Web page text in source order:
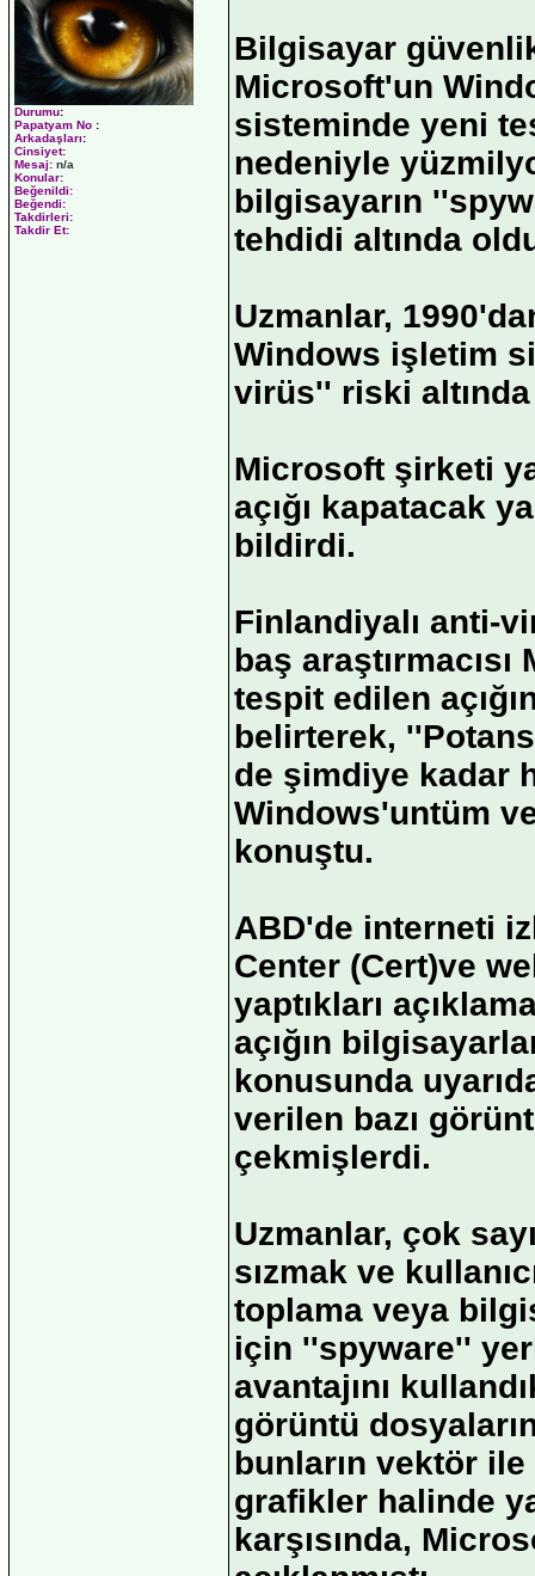
Durumu:
Papatyam No :
Arkadaşları:
Cinsiyet:
Mesaj: n/a
Konular:
Beğenildi:
Beğendi:
Takdirleri:
Takdir Et:
Bilgisayar
Microsoft'un
sisteminde yeni
nedeniyle
bilgisayarın
tehdidi altında
Uzmanlar,
Windows işletim
virüs'' riski
Microsoft şirketi
açığı kapatacak
bildirdi.
Finlandiyalı anti-
baş
tespit edilen
belirterek,
de şimdiye kadar
Windows'untüm
konuştu.
ABD'de interneti
Center (Cert)ve
yaptıkları
açığın
konusunda
verilen bazı
çekmişlerdi.
Uzmanlar, çok
sızmak ve
toplama veya
için ''spyware''
avantajını
görüntü
bunların vektör
grafikler halinde
karşısında,